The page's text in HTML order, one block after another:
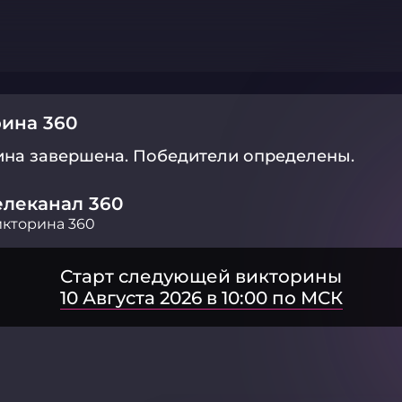
360
завершена. Победители определены.
360
360
Старт следующей викторины
10 Августа 2026 в 10:00 по МСК